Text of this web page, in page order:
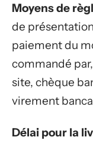
Moyens de
de
paiement du
commandé
site, chèque
virement
Délai pour la